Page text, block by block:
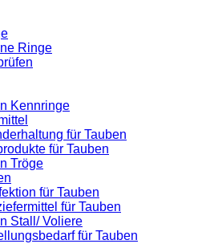
Ringe
Kennringe
für Tauben
für Tauben
Tröge
für Tauben
für Tauben
Stall/ Voliere
für Tauben